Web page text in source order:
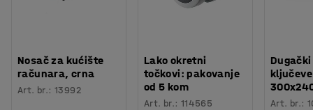
Nosač za kućište
računara, crna
Art. br.:13992
Lako okretni
točkovi: pakovanje
od 5 kom
Art. br.: 114565 Art. br.: